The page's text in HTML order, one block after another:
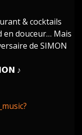
& cocktails
en douceur… Mais
de SIMON
♪